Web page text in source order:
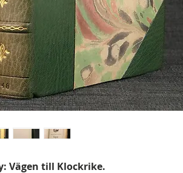
Vägen till Klockrike.